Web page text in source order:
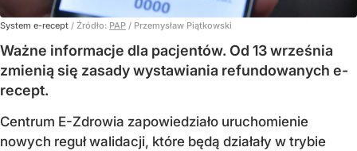
System e-recept / Źródło: PAP / Przemysław Piątkowski
Ważne informacje dla pacjentów. Od 13 września
zmienią się zasady wystawiania refundowanych e-
recept.
Centrum E-Zdrowia zapowiedziało uruchomienie
nowych reguł walidacji, które będą działały w trybie